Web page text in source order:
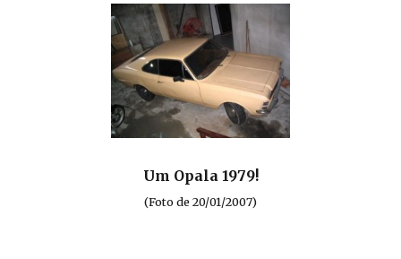
Um Opala 1979!
(Foto de 20/01/2007)